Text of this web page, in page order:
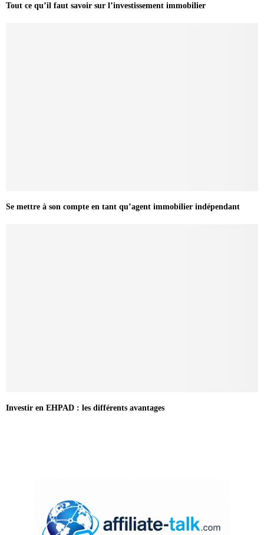
Tout ce qu’il faut savoir sur l’investissement immobilier
Se mettre à son compte en tant qu’agent immobilier indépendant
Investir en EHPAD : les différents avantages